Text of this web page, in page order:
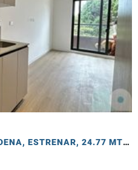
VENTA APTOESTUDIO PASADENA, ESTRENAR, 24.77 MTS, EXTERIOR